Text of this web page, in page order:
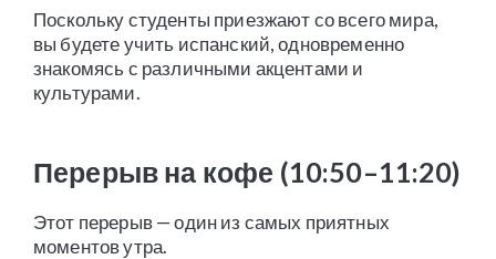
Поскольку студенты приезжают со всего мира,
вы будете учить испанский, одновременно
знакомясь с различными акцентами и
культурами.
Перерыв на кофе (10:50–11:20)
Этот перерыв — один из самых приятных
моментов утра.